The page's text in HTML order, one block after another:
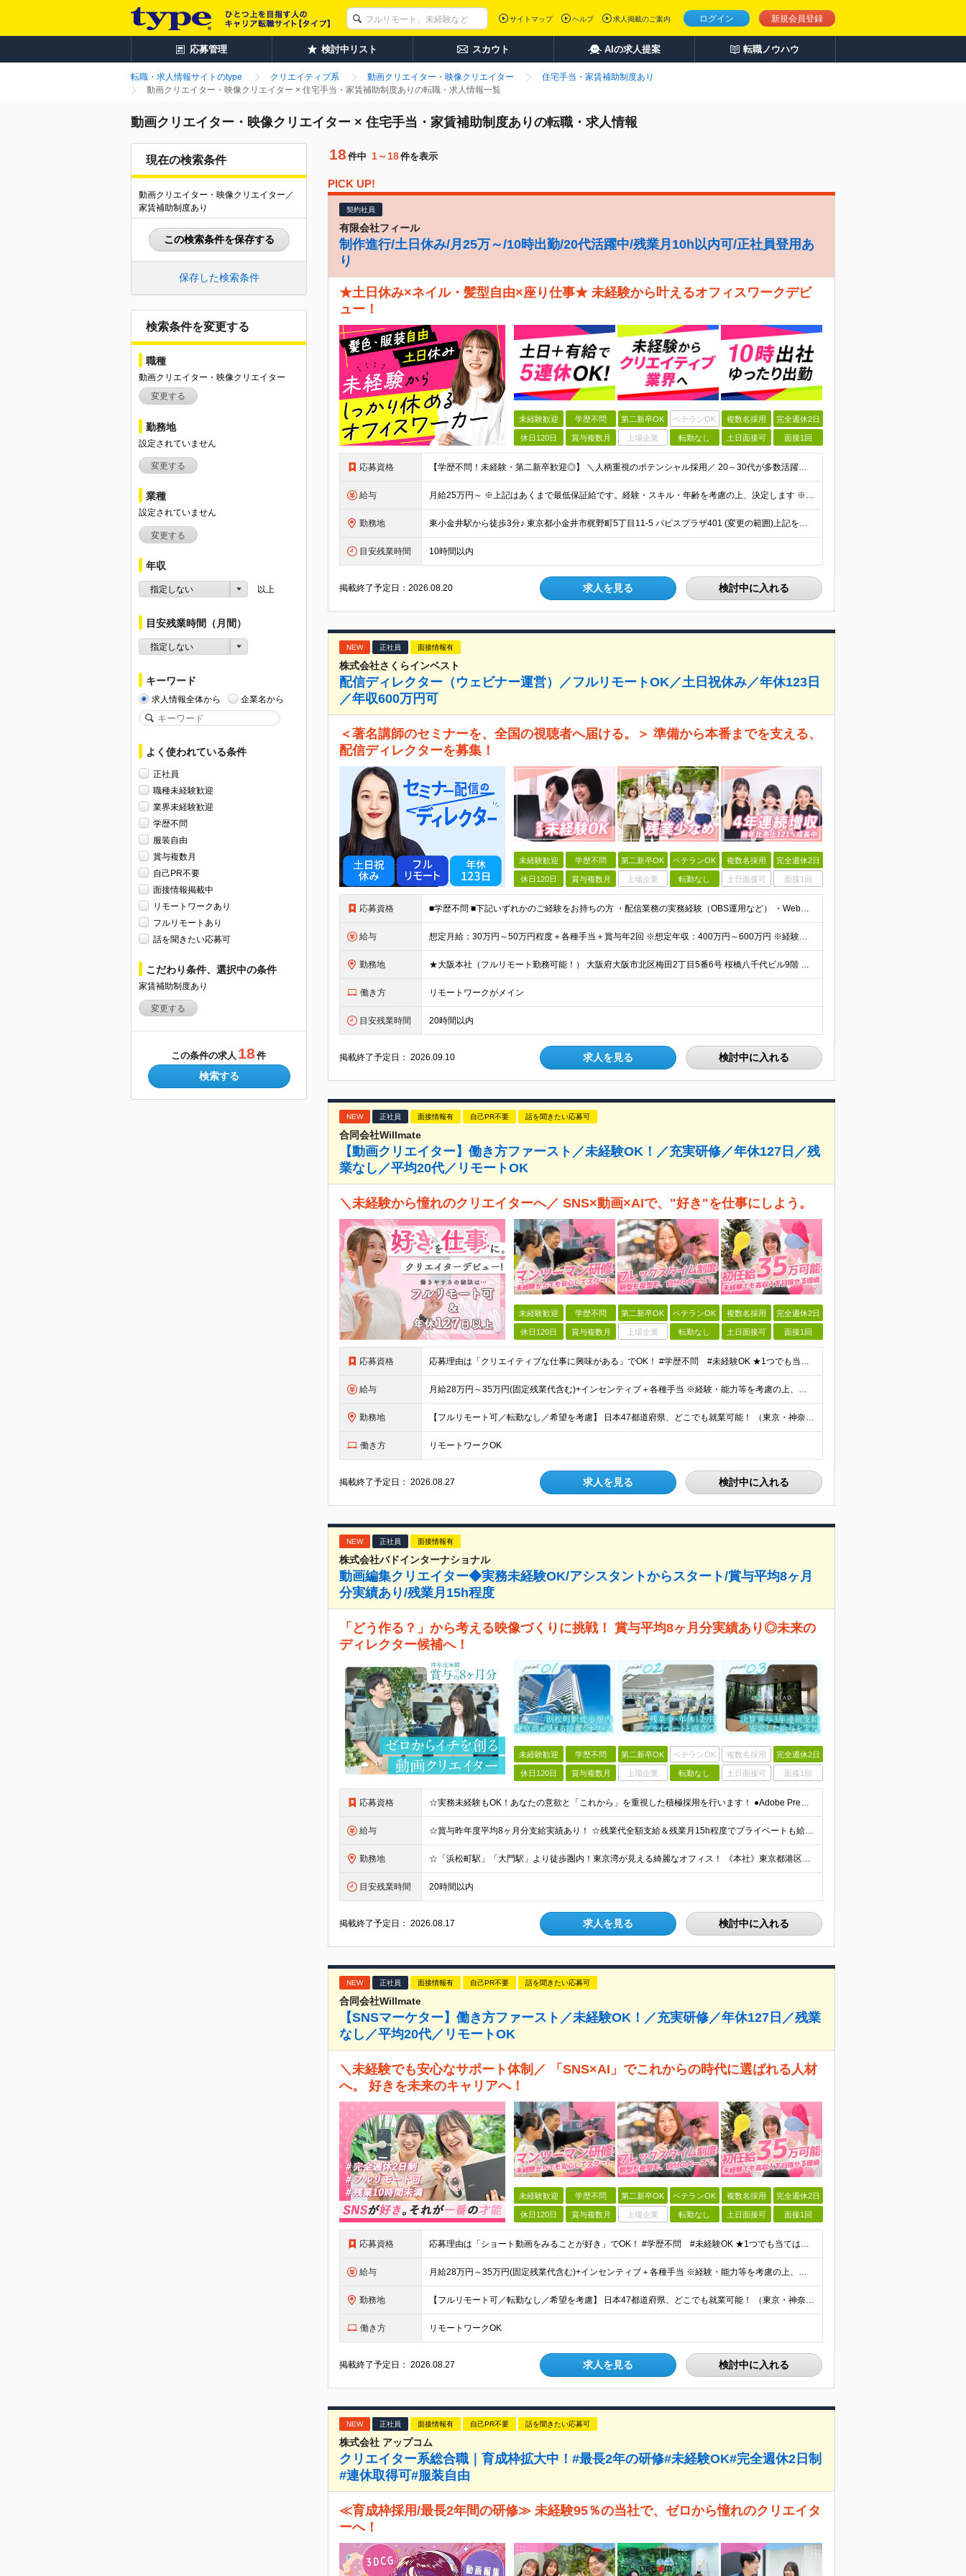
ログイン 新規会員登録
サイトマップ ヘルプ 求人掲載のご案内
応募管理 検討中リスト スカウト AIの求人提案 転職ノウハウ
転職・求人情報サイトのtype クリエイティブ系 動画クリエイター・映像クリエイター
住宅手当・家賃補助制度あり
動画クリエイター・映像クリエイター × 住宅手当・家賃補助制度ありの転職・求人情報一覧
動画クリエイター・映像クリエイター × 住宅手当・家賃補助制度ありの転職・求人情報
現在の検索条件
動画クリエイター・映像クリエイター／
家賃補助制度あり
この検索条件を保存する
保存した検索条件
検索条件を変更する
職種
動画クリエイター・映像クリエイター
変更する
勤務地
設定されていません
変更する
業種
設定されていません
変更する
年収
指定しない 以上
目安残業時間（月間）
指定しない
キーワード
求人情報全体から 企業名から
よく使われている条件
正社員
職種未経験歓迎
業界未経験歓迎
学歴不問
服装自由
賞与複数月
自己PR不要
面接情報掲載中
リモートワークあり
フルリモートあり
話を聞きたい応募可
こだわり条件、選択中の条件
家賃補助制度あり
変更する
この条件の求人 18 件
検索する
18 件中 1～18件を表示
PICK UP!
契約社員
有限会社フィール
制作進行/土日休み/月25万～/10時出勤/20代活躍中/残業月10h以内可/正社員登用あ
り
★土日休み×ネイル・髪型自由×座り仕事★ 未経験から叶えるオフィスワークデビ
ュー！
未経験歓迎 学歴不問 第二新卒OK ベテランOK 複数名採用 完全週休2日
休日120日 賞与複数月 上場企業 転勤なし 土日面接可 面接1回
応募資格 【学歴不問！未経験・第二新卒歓迎◎】 ＼人柄重視のポテンシャル採用／ 20～30代が多数活躍中です！ ＼1つでも当てはまればぜひご応募を！／ □ オフィスワーク・デスクワークに興味がある方 □ チー
給与 月給25万円～ ※上記はあくまで最低保証給です。経験・スキル・年齢を考慮の上、決定します ※固定残業代（月26時間分・40200円～）を含みます ※超過分は別途支給します ※試用期間3か月（期間中は
勤務地 東小金井駅から徒歩3分♪ 東京都小金井市梶野町5丁目11-5 パピスプラザ401 (変更の範囲)上記を除く当社関連勤務地
目安残業時間 10時間以内
掲載終了予定日：2026.08.20 求人を見る 検討中に入れる
NEW 正社員 面接情報有
株式会社さくらインベスト
配信ディレクター（ウェビナー運営）／フルリモートOK／土日祝休み／年休123日
／年収600万円可
＜著名講師のセミナーを、全国の視聴者へ届ける。＞ 準備から本番までを支える、
配信ディレクターを募集！
未経験歓迎 学歴不問 第二新卒OK ベテランOK 複数名採用 完全週休2日
休日120日 賞与複数月 上場企業 転勤なし 土日面接可 面接1回
応募資格 ■学歴不問 ■下記いずれかのご経験をお持ちの方 ・配信業務の実務経験（OBS運用など） ・Web番組、動画、TV、ウェビナー等のディレクション経験 ・何らかの企画運営経験をお持ちの方 （Premier
給与 想定月給：30万円～50万円程度＋各種手当＋賞与年2回 ※想定年収：400万円～600万円 ※経験・能力等考慮の上、規定により優遇 ※上記月給には固定残業代を含みます。固定残業代は、時間外労働の有無に
勤務地 ★大阪本社（フルリモート勤務可能！） 大阪府大阪市北区梅田2丁目5番6号 桜橋八千代ビル9階 ★新オフィスへ移転予定！駅直結ビルです♪ （移転後の住所） 大阪府大阪市中央区安土町3丁目5-13 本町ガ
働き方 リモートワークがメイン
目安残業時間 20時間以内
掲載終了予定日：2026.09.10 求人を見る 検討中に入れる
NEW 正社員 面接情報有 自己PR不要 話を聞きたい応募可
合同会社Willmate
【動画クリエイター】働き方ファースト／未経験OK！／充実研修／年休127日／残
業なし／平均20代／リモートOK
＼未経験から憧れのクリエイターへ／ SNS×動画×AIで、"好き"を仕事にしよう。
未経験歓迎 学歴不問 第二新卒OK ベテランOK 複数名採用 完全週休2日
休日120日 賞与複数月 上場企業 転勤なし 土日面接可 面接1回
応募資格 応募理由は「クリエイティブな仕事に興味がある」でOK！ #学歴不問 #未経験OK ★1つでも当てはまれば、マッチング率高め★ □ SNSやYouTubeに興味がある方 □ アイデアを考えることが好き
給与 月給28万円～35万円(固定残業代含む)+インセンティブ＋各種手当 ※経験・能力等を考慮の上、決定します。 ※残業はほとんどありませんが、発生した場合は時間外手当を100％支給します。 【固定残業
勤務地 【フルリモート可／転勤なし／希望を考慮】 日本47都道府県、どこでも就業可能！ （東京・神奈川・埼玉・千葉・北海道・宮城・愛知・大阪・福岡・新潟など 各拠点近郊のプロジェクト先） 【Point】
働き方 リモートワークOK
掲載終了予定日：2026.08.27 求人を見る 検討中に入れる
NEW 正社員 面接情報有
株式会社バドインターナショナル
動画編集クリエイター◆実務未経験OK/アシスタントからスタート/賞与平均8ヶ月
分実績あり/残業月15h程度
「どう作る？」から考える映像づくりに挑戦！ 賞与平均8ヶ月分実績あり◎未来の
ディレクター候補へ！
未経験歓迎 学歴不問 第二新卒OK ベテランOK 複数名採用 完全週休2日
休日120日 賞与複数月 上場企業 転勤なし 土日面接可 面接1回
応募資格 ☆実務未経験もOK！あなたの意欲と「これから」を重視した積極採用を行います！ ●Adobe Premiere ProおよびAfter Effectsの使用経験 ∟学校での学習や独学・趣味レベルでもOK
給与 ☆賞与昨年度平均8ヶ月分支給実績あり！ ☆残業代全額支給＆残業月15h程度でプライベートも給与も安定！ ☆賞与支給実績が充実しており、頑張りはしっかり還元されます！ 月給21万円～23万円＋残業代全額
勤務地 ☆「浜松町駅」「大門駅」より徒歩圏内！東京湾が見える綺麗なオフィス！ 《本社》東京都港区海岸1-11-1 ニューピア竹芝ノースタワー5階
目安残業時間 20時間以内
掲載終了予定日：2026.08.17 求人を見る 検討中に入れる
NEW 正社員 面接情報有 自己PR不要 話を聞きたい応募可
合同会社Willmate
【SNSマーケター】働き方ファースト／未経験OK！／充実研修／年休127日／残業
なし／平均20代／リモートOK
＼未経験でも安心なサポート体制／ 「SNS×AI」でこれからの時代に選ばれる人材
へ。 好きを未来のキャリアへ！
未経験歓迎 学歴不問 第二新卒OK ベテランOK 複数名採用 完全週休2日
休日120日 賞与複数月 上場企業 転勤なし 土日面接可 面接1回
応募資格 応募理由は「ショート動画をみることが好き」でOK！ #学歴不問 #未経験OK ★1つでも当てはまれば、マッチング率高め★ □ SNSや動画制作に興味がある方 □ アイデアを考えることが好きな方 □
給与 月給28万円～35万円(固定残業代含む)+インセンティブ＋各種手当 ※経験・能力等を考慮の上、決定します。 ※残業はほとんどありませんが、発生した場合は時間外手当を100％支給します。 【固定残業
勤務地 【フルリモート可／転勤なし／希望を考慮】 日本47都道府県、どこでも就業可能！ （東京・神奈川・埼玉・千葉・北海道・宮城・愛知・大阪・福岡・新潟など 各拠点近郊のプロジェクト先） 【Point】
働き方 リモートワークOK
掲載終了予定日：2026.08.27 求人を見る 検討中に入れる
NEW 正社員 面接情報有 自己PR不要 話を聞きたい応募可
株式会社 アップコム
クリエイター系総合職｜育成枠拡大中！#最長2年の研修#未経験OK#完全週休2日制
#連休取得可#服装自由
≪育成枠採用/最長2年間の研修≫ 未経験95％の当社で、ゼロから憧れのクリエイタ
ーへ！